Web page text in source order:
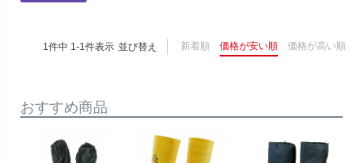
並び替え 新着順 価格が安い順 価格が高い順
1件中 1-1件表示
おすすめ商品